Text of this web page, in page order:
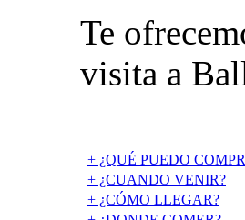
Te
visita a
+ ¿QUÉ PUEDO
+ ¿CUANDO VENIR?
+ ¿CÓMO LLEGAR?